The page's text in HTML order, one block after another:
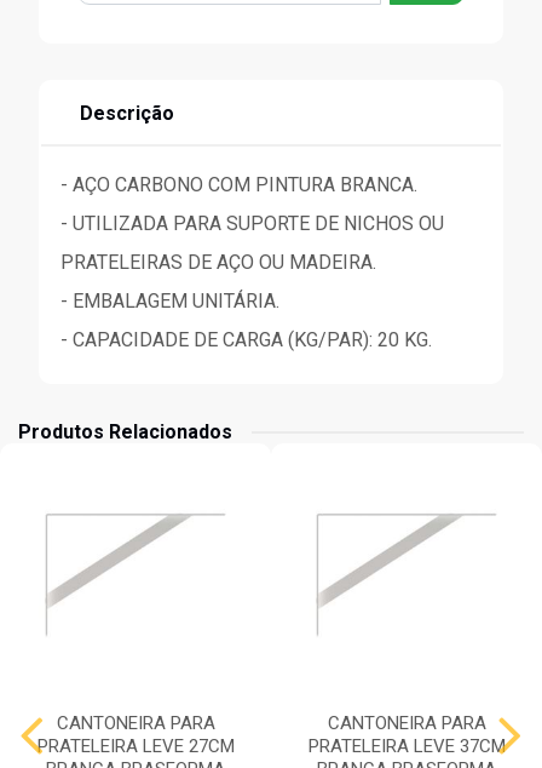
Descrição
- AÇO CARBONO COM PINTURA BRANCA.
- UTILIZADA PARA SUPORTE DE NICHOS OU
PRATELEIRAS DE AÇO OU MADEIRA.
- EMBALAGEM UNITÁRIA.
- CAPACIDADE DE CARGA (KG/PAR): 20 KG.
Produtos Relacionados
CANTONEIRA PARA
PRATELEIRA LEVE 27CM
CANTONEIRA PARA
PRATELEIRA LEVE 37CM